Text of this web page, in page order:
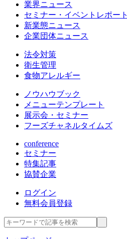
業界ニュース
セミナー・イベントレポート
新業態ニュース
企業団体ニュース
法令対策
衛生管理
食物アレルギー
ノウハウブック
メニューテンプレート
展示会・セミナー
フーズチャネルタイムズ
conference
セミナー
特集記事
協賛企業
ログイン
無料会員登録